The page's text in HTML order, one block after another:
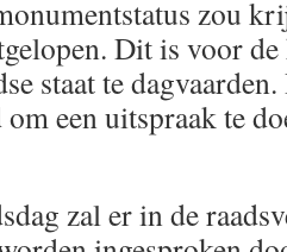
zou
Dit is voor
staat te
een uitspraak te
zal er in de